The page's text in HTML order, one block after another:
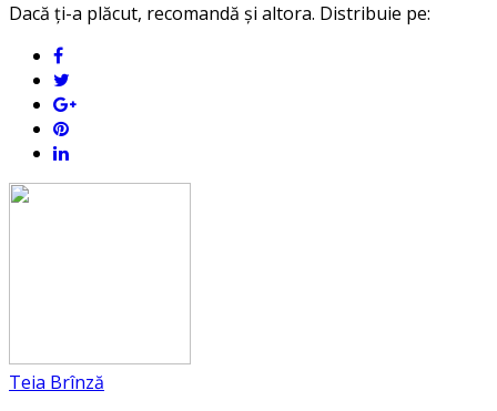
Dacă ți-a plăcut, recomandă și altora. Distribuie pe:
Teia Brînză